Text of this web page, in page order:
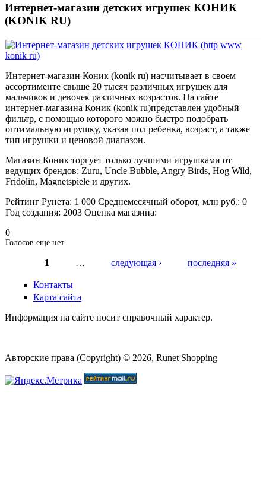
Интернет-магазин детских игрушек КОНИК
(KONIK RU)
Интернет-магазин Коник (konik ru) насчитывает в своем
ассортименте свыше 20 тысяч различных игрушек для
мальчиков и девочек различных возрастов. На сайте
интернет-магазина Коник (konik ru)представлен удобный
фильтр, с помощью которого можно быстро подобрать
оптимальную игрушку, указав пол ребенка, возраст, а также
тип игрушки и ценовой диапазон.
Магазин Коник торгует только лучшими игрушками от
ведущих брендов: Zuru, Uncle Bubble, Angry Birds, Hog Wild,
Fridolin, Magnetspiele и других.
Рейтинг Рунета: 1 000 Среднемесячный оборот, млн руб.: 0
Год создания: 2003 Оценка магазина:
0
Голосов еще нет
1 … следующая › последняя »
Контакты
Карта сайта
Информация на сайте носит справочный характер.
Авторские права (Copyright) © 2026, Runet Shopping